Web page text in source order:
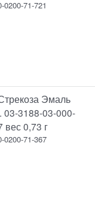
0200-71-721
Эмаль
03-3188-03-000-
вес 0,73 г
0200-71-367